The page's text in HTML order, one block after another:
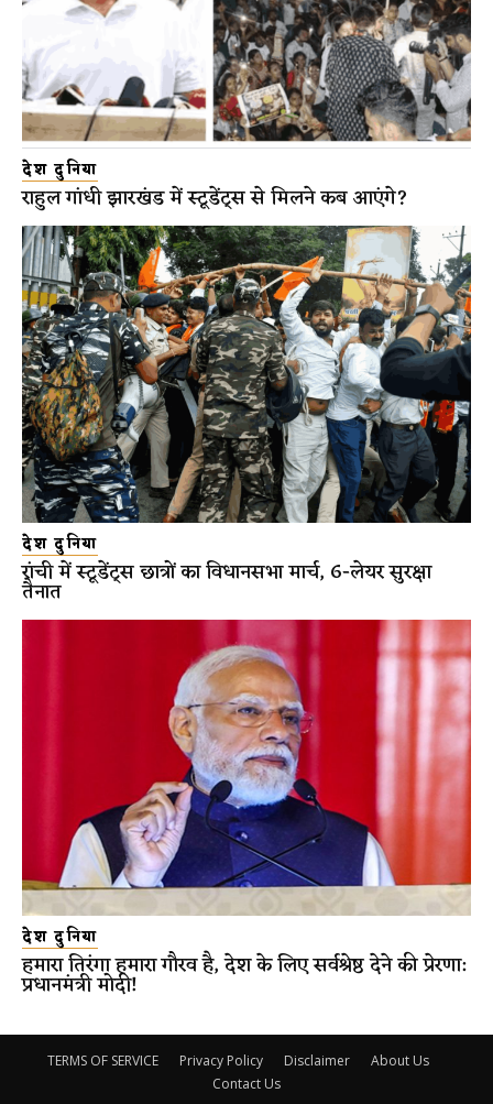
देश दुनिया
राहुल गांधी झारखंड में स्टूडेंट्स से मिलने कब आएंगे?
देश दुनिया
रांची में स्टूडेंट्स छात्रों का विधानसभा मार्च, 6-लेयर सुरक्षा
तैनात
देश दुनिया
हमारा तिरंगा हमारा गौरव है, देश के लिए सर्वश्रेष्ठ देने की प्रेरणा:
प्रधानमंत्री मोदी!
TERMS OF SERVICE Privacy Policy Disclaimer
About Us
Contact Us